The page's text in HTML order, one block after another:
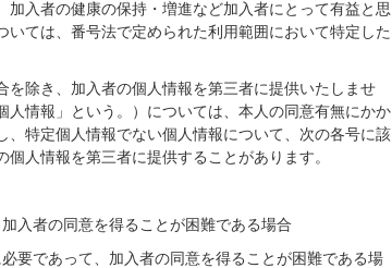
入者の健康の保持・増進など加入者にとって有益と思
ては、番号法で定められた利用範囲において特定した
除き、加入者の個人情報を第三者に提供いたしませ
情報」という。）については、本人の同意有無にかか
特定個人情報でない個人情報について、次の各号に該
人情報を第三者に提供することがあります。
入者の同意を得ることが困難である場合
要であって、加入者の同意を得ることが困難である場